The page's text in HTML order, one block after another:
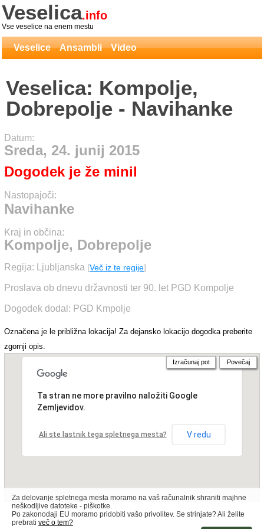
Veselica.info
Vse veselice na enem mestu
Veselice Ansambli Video
Veselica: Kompolje,
Dobrepolje - Navihanke
Datum:
Sreda, 24. junij 2015
Dogodek je že minil
Nastopajoči:
Navihanke
Kraj in občina:
Kompolje, Dobrepolje
Regija: Ljubljanska [Več iz te regije]
Proslava ob dnevu državnosti ter 90. let PGD Kompolje
Dogodek dodal: PGD Kmpolje
Označena je le približna lokacija! Za dejansko lokacijo dogodka preberite
zgornji opis.
Ta stran ne more pravilno naložiti Google
Zemljevidov.
Ali ste lastnik tega spletnega mesta? V redu
Izračunaj pot Povečaj
Za delovanje spletnega mesta moramo na vaš računalnik shraniti majhne
neškodljive datoteke - piškotke.
Po zakonodaji EU moramo pridobiti vašo privolitev. Se strinjate? Ali želite
prebrati več o tem?